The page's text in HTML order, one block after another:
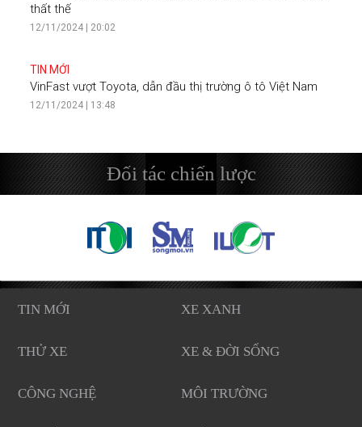
thất thế
12/11/2024 | 20:02
TIN MỚI
VinFast vượt Toyota, dẫn đầu thị trường ô tô Việt Nam
12/11/2024 | 13:48
Đối tác chiến lược
TIN MỚI XE XANH
THỬ XE XE & ĐỜI SỐNG
CÔNG NGHỆ MÔI TRƯỜNG